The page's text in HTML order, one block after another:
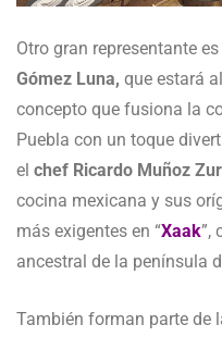
Otro gran representante es
Gómez Luna, que estará
concepto que fusiona la
Puebla con un toque
el chef Ricardo Muñoz
cocina mexicana y sus
más exigentes en “Xaak”,
ancestral de la península
También forman parte de